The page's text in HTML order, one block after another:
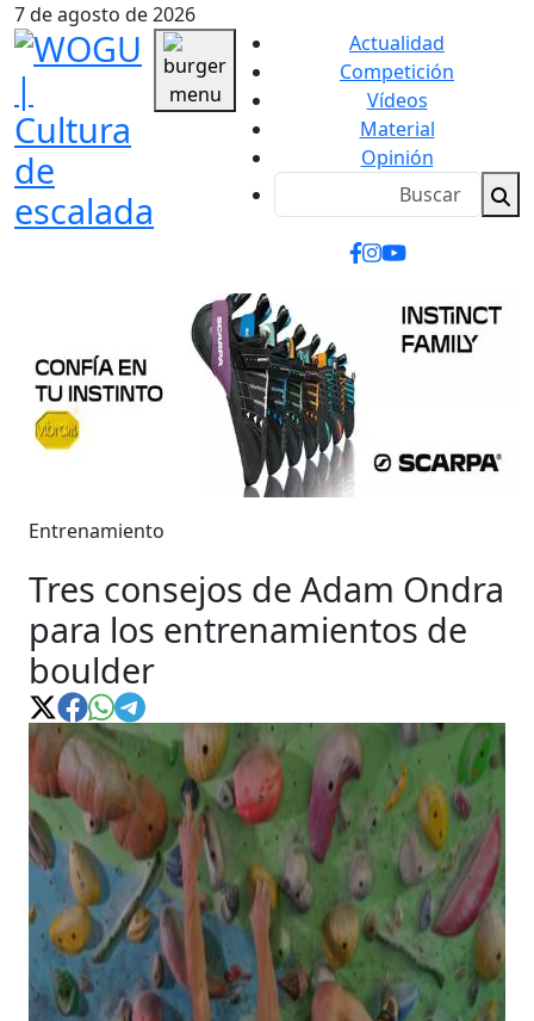
7 de agosto de 2026
Actualidad
Competición
Vídeos
Material
Opinión
Entrenamiento
Tres consejos de Adam Ondra
para los entrenamientos de
boulder